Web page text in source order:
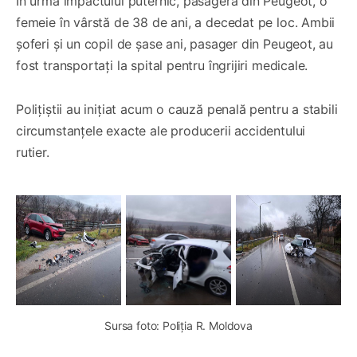
femeie în vârstă de 38 de ani, a decedat pe loc. Ambii
șoferi și un copil de șase ani, pasager din Peugeot, au
fost transportați la spital pentru îngrijiri medicale.
Polițiștii au inițiat acum o cauză penală pentru a stabili
circumstanțele exacte ale producerii accidentului
rutier.
Sursa foto: Poliția R. Moldova